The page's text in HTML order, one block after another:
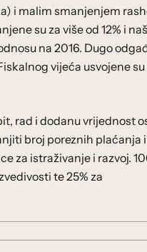
i malim smanjenjem
su za više od 12% i
na 2016. Dugo
vijeća usvojene
rad i dodanu vrijednost
broj poreznih plaćanja i
za istraživanje i razvoj.
te 25% za